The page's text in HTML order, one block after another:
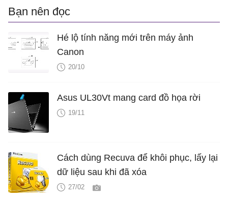
Bạn nên đọc
Hé lộ tính năng mới trên máy ảnh
Canon
20/10
Asus UL30Vt mang card đồ họa rời
19/11
Cách dùng Recuva để khôi phục, lấy lại
dữ liệu sau khi đã xóa
27/02